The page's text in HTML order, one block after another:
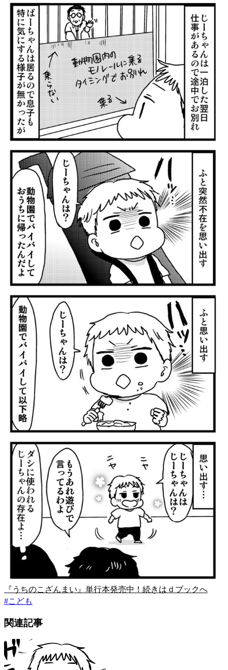
『うちのこざんまい』単行本発売中！続きはｄブックへ
#こども
関連記事